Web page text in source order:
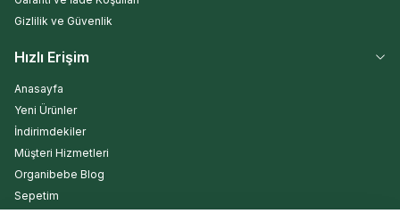
Gizlilik ve Güvenlik
Hızlı Erişim
Anasayfa
Yeni Ürünler
İndirimdekiler
Müşteri Hizmetleri
Organibebe Blog
Sepetim